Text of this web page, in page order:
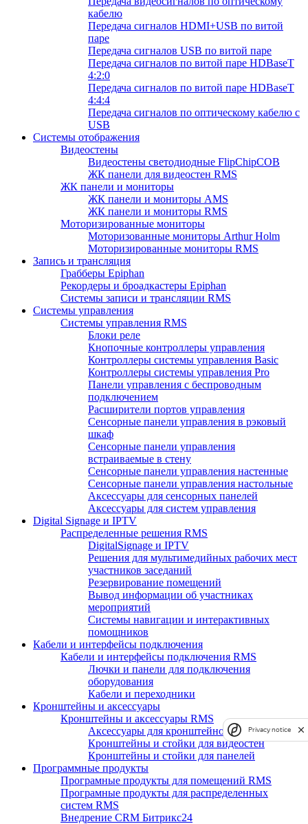
кабелю
Передача сигналов HDMI+USB по витой
паре
Передача сигналов USB по витой паре
Передача сигналов по витой паре HDBaseT
4:2:0
Передача сигналов по витой паре HDBaseT
4:4:4
Передача сигналов по оптическому кабелю с
USB
Системы отображения
Видеостены
Видеостены светодиодные FlipChipCOB
ЖК панели для видеостен RMS
ЖК панели и мониторы
ЖК панели и мониторы AMS
ЖК панели и мониторы RMS
Моторизированные мониторы
Моторизованные мониторы Arthur Holm
Моторизированные мониторы RMS
Запись и трансляция
Грабберы Epiphan
Рекордеры и броадкастеры Epiphan
Системы записи и трансляции RMS
Системы управления
Системы управления RMS
Блоки реле
Кнопочные контроллеры управления
Контроллеры системы управления Basic
Контроллеры системы управления Pro
Панели управления с беспроводным
подключением
Расширители портов управления
Сенсорные панели управления в рэковый
шкаф
Сенсорные панели управления
встраиваемые в стену
Сенсорные панели управления настенные
Сенсорные панели управления настольные
Аксессуары для сенсорных панелей
Аксессуары для систем управления
Digital Signage и IPTV
Распределенные решения RMS
DigitalSignage и IPTV
Решения для мультимедийных рабочих мест
участников заседаний
Резервирование помещений
Вывод информации об участниках
мероприятий
Системы навигации и интерактивных
помощников
Кабели и интерфейсы подключения
Кабели и интерфейсы подключения RMS
Лючки и панели для подключения
оборудования
Кабели и переходники
Кронштейны и аксессуары
Кронштейны и аксессуары RMS
Аксессуары для кронштейнов и стоек
Кронштейны и стойки для видеостен
Кронштейны и стойки для панелей
Программные продукты
Програмные продукты для помещений RMS
Програмные продукты для распределенных
систем RMS
Внедрение CRM Битрикс24
Privacy notice